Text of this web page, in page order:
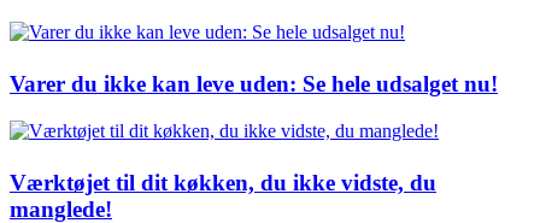
Varer du ikke kan leve uden: Se hele udsalget nu!
Værktøjet til dit køkken, du ikke vidste, du
manglede!